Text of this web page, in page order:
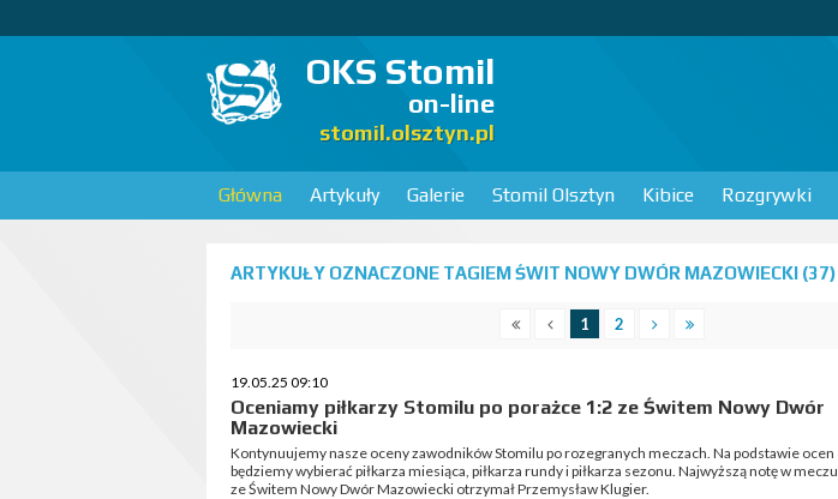
OKS Stomil
on-line
stomil.olsztyn.pl
Główna Artykuły Galerie Stomil Olsztyn Kibice Rozgrywki
ARTYKUŁY OZNACZONE TAGIEM ŚWIT NOWY DWÓR MAZOWIECKI (37)
1 2
19.05.25 09:10
Oceniamy piłkarzy Stomilu po porażce 1:2 ze Świtem Nowy Dwór
Mazowiecki
Kontynuujemy nasze oceny zawodników Stomilu po rozegranych meczach. Na podstawie ocen
będziemy wybierać piłkarza miesiąca, piłkarza rundy i piłkarza sezonu. Najwyższą notę w meczu
ze Świtem Nowy Dwór Mazowiecki otrzymał Przemysław Klugier.